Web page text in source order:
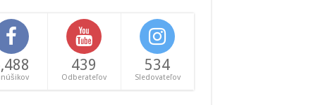
439
Odberateľov
534
Sledovateľov